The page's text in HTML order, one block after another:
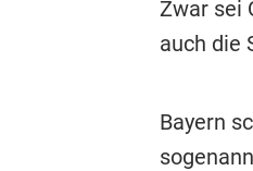
Zwar sei
auch die
Bayern